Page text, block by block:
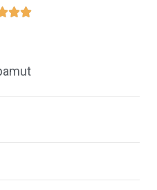
